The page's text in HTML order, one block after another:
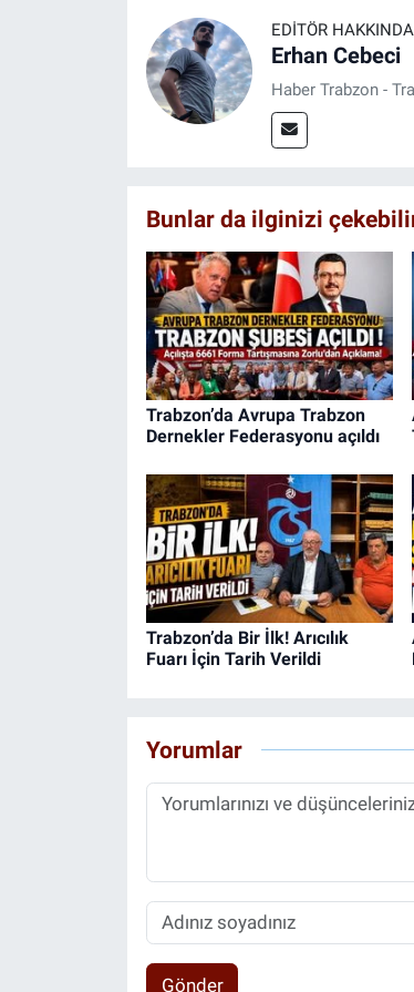
EDITÖR HAKKINDA
Erhan Cebeci
Haber Trabzon -
Bunlar da ilginizi
Trabzon’da Avrupa Trabzon
Dernekler Federasyonu açıldı
Trabzon’da Bir İlk! Arıcılık
Fuarı İçin Tarih Verildi
Yorumlar
Gönder